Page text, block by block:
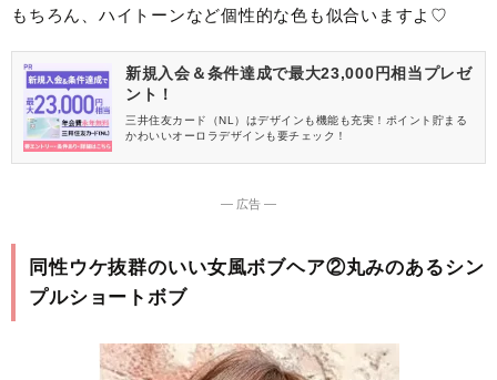
もちろん、ハイトーンなど個性的な色も似合いますよ♡
新規入会＆条件達成で最大23,000円相当プレゼ
ント！
三井住友カード（NL）はデザインも機能も充実！ポイント貯まる
かわいいオーロラデザインも要チェック！
― 広告 ―
同性ウケ抜群のいい女風ボブヘア②丸みのあるシン
プルショートボブ